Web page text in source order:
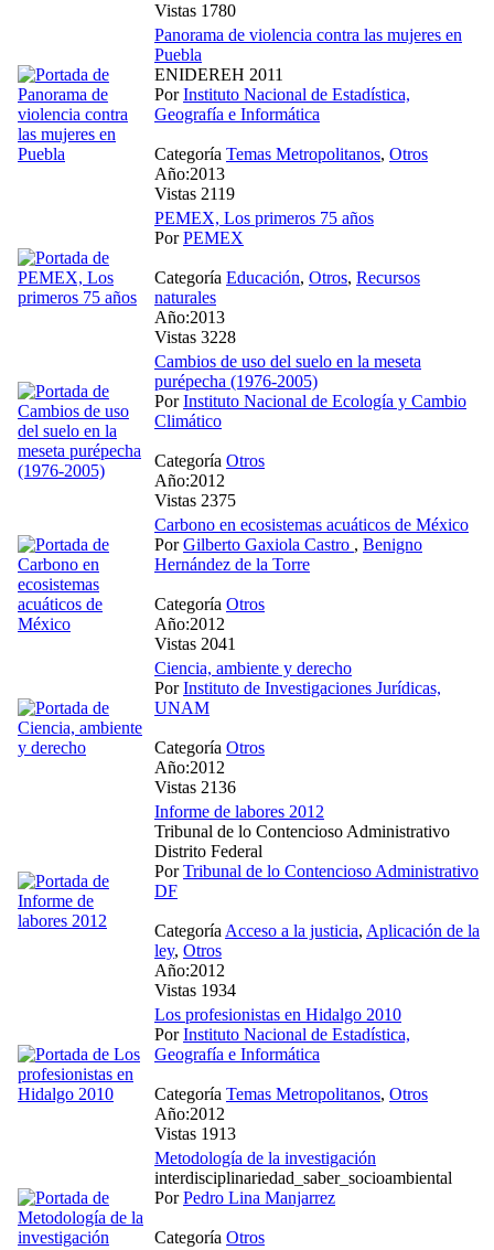
Vistas 1780
Panorama de violencia contra las mujeres en
Puebla
ENIDEREH 2011
PorInstituto Nacional de Estadística,
Geografía e Informática
Categoría Temas Metropolitanos, Otros
Año:2013
Vistas 2119
PEMEX, Los primeros 75 años
PorPEMEX
Categoría Educación, Otros, Recursos
naturales
Año:2013
Vistas 3228
Cambios de uso del suelo en la meseta
purépecha (1976-2005)
PorInstituto Nacional de Ecología y Cambio
Climático
Categoría Otros
Año:2012
Vistas 2375
Carbono en ecosistemas acuáticos de México
PorGilberto Gaxiola Castro , Benigno
Hernández de la Torre
Categoría Otros
Año:2012
Vistas 2041
Ciencia, ambiente y derecho
PorInstituto de Investigaciones Jurídicas,
UNAM
Categoría Otros
Año:2012
Vistas 2136
Informe de labores 2012
Tribunal de lo Contencioso Administrativo
Distrito Federal
PorTribunal de lo Contencioso Administrativo
DF
Categoría Acceso a la justicia, Aplicación de la
ley, Otros
Año:2012
Vistas 1934
Los profesionistas en Hidalgo 2010
PorInstituto Nacional de Estadística,
Geografía e Informática
Categoría Temas Metropolitanos, Otros
Año:2012
Vistas 1913
Metodología de la investigación
interdisciplinariedad_saber_socioambiental
PorPedro Lina Manjarrez
Categoría Otros